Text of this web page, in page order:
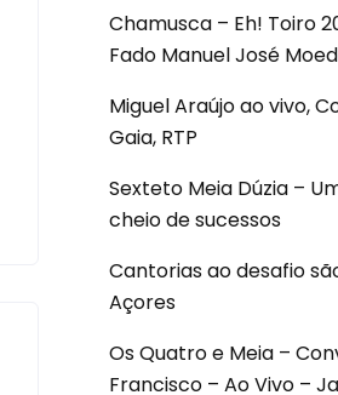
Chamusca – Eh! Toiro
Fado Manuel José
Miguel Araújo ao vivo,
Gaia, RTP
Sexteto Meia Dúzia –
cheio de sucessos
Cantorias ao desafio
Açores
Os Quatro e Meia –
Francisco – Ao Vivo –